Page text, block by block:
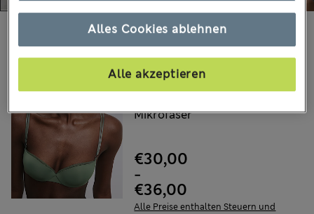
Wählen Sie Ihre Artikel:
Boston Balconette-Push-
Mikrofaser
€30,00
-
€36,00
Alle Preise enthalten Steuern und
Alles Cookies ablehnen
Alle akzeptieren